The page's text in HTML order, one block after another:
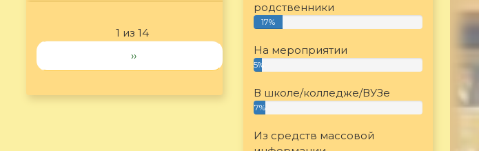
1 из 14
››
родственники
17%
На мероприятии
5%
В школе/колледже/ВУЗе
7%
Из средств массовой